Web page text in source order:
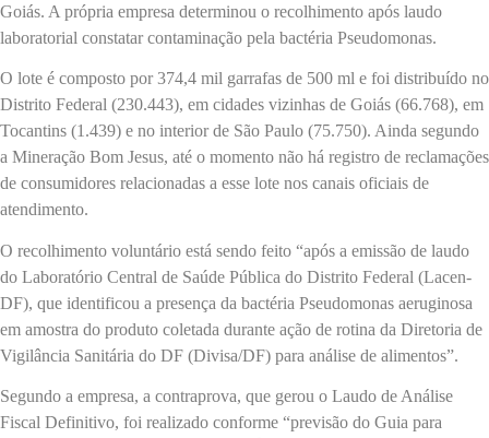
Goiás. A própria empresa determinou o recolhimento após laudo
laboratorial constatar contaminação pela bactéria Pseudomonas.
O lote é composto por 374,4 mil garrafas de 500 ml e foi distribuído no
Distrito Federal (230.443), em cidades vizinhas de Goiás (66.768), em
Tocantins (1.439) e no interior de São Paulo (75.750). Ainda segundo
a Mineração Bom Jesus, até o momento não há registro de reclamações
de consumidores relacionadas a esse lote nos canais oficiais de
atendimento.
O recolhimento voluntário está sendo feito “após a emissão de laudo
do Laboratório Central de Saúde Pública do Distrito Federal (Lacen-
DF), que identificou a presença da bactéria Pseudomonas aeruginosa
em amostra do produto coletada durante ação de rotina da Diretoria de
Vigilância Sanitária do DF (Divisa/DF) para análise de alimentos”.
Segundo a empresa, a contraprova, que gerou o Laudo de Análise
Fiscal Definitivo, foi realizado conforme “previsão do Guia para